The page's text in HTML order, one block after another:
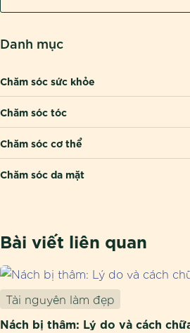
Danh mục
Chăm sóc sức khỏe
Chăm sóc tóc
Chăm sóc cơ thể
Chăm sóc da mặt
Bài viết liên quan
Tài nguyên làm đẹp
Nách bị thâm: Lý do và cách